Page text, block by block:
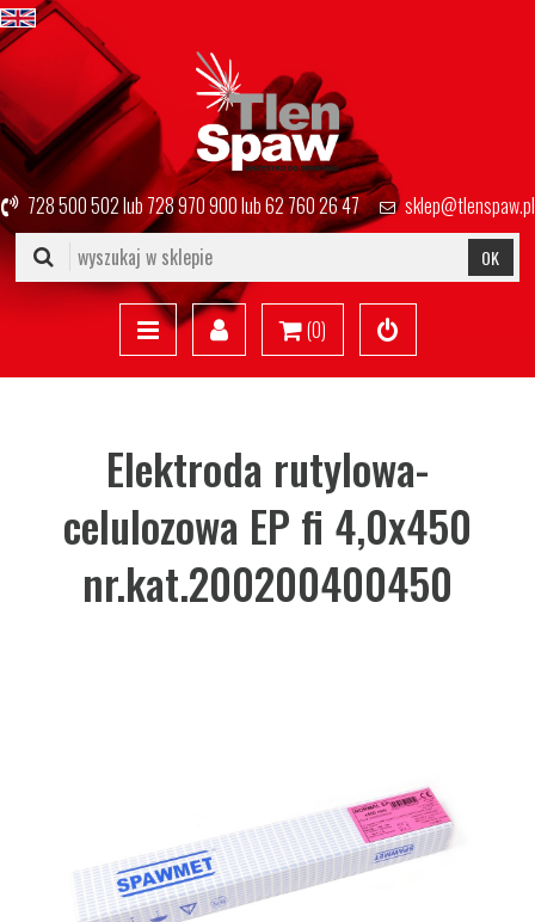
728 500 502lub728 970 900lub62 760 26 47 sklep@tlenspaw.pl
OK
(0)
Elektroda rutylowa-
celulozowa EP fi 4,0x450
nr.kat.200200400450